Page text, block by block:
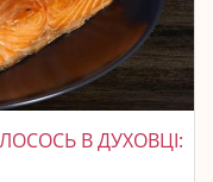
В ДУХОВЦІ: